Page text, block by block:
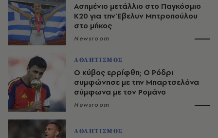
Ασημένιο μετάλλιο στο Παγκόσμιο
Κ20 για την Έβελυν Μητροπούλου
στο μήκος
Newsroom
ΑΘΛΗΤΙΣΜΟΣ
O κύβος ερρίφθη; Ο Ρόδρι
συμφώνησε με την Μπαρτσελόνα
σύμφωνα με τον Ρομάνο
Newsroom
ΑΘΛΗΤΙΣΜΟΣ